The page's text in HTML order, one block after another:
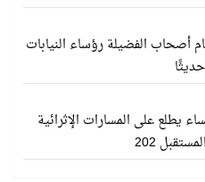
أصحاب الفضيلة رؤساء النيابات
يطلع على المسارات الإثرائية
202